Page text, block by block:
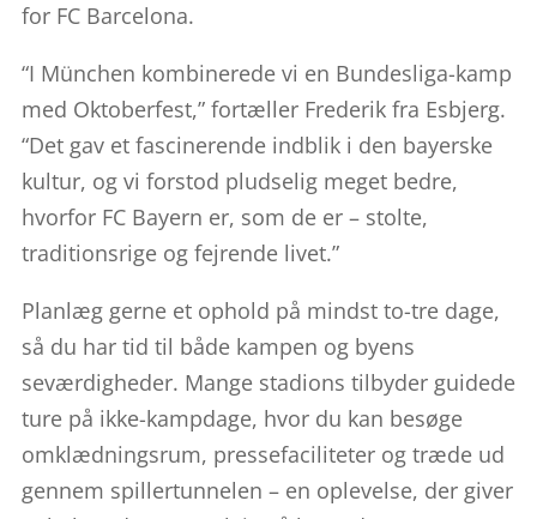
for FC Barcelona.
“I München kombinerede vi en Bundesliga-kamp
med Oktoberfest,” fortæller Frederik fra Esbjerg.
“Det gav et fascinerende indblik i den bayerske
kultur, og vi forstod pludselig meget bedre,
hvorfor FC Bayern er, som de er – stolte,
traditionsrige og fejrende livet.”
Planlæg gerne et ophold på mindst to-tre dage,
så du har tid til både kampen og byens
seværdigheder. Mange stadions tilbyder guidede
ture på ikke-kampdage, hvor du kan besøge
omklædningsrum, pressefaciliteter og træde ud
gennem spillertunnelen – en oplevelse, der giver